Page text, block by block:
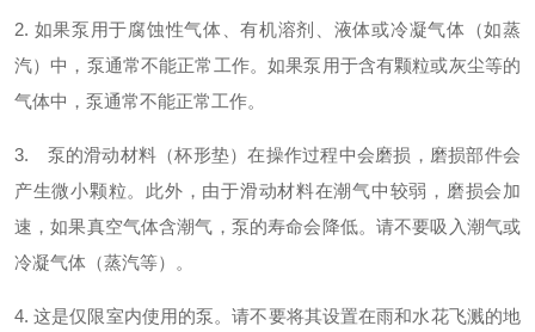
2. 如果泵用于腐蚀性气体、有机溶剂、液体或冷凝气体（如蒸
汽）中，泵通常不能正常工作。如果泵用于含有颗粒或灰尘等的
气体中，泵通常不能正常工作。
3. 泵的滑动材料（杯形垫）在操作过程中会磨损，磨损部件会
产生微小颗粒。此外，由于滑动材料在潮气中较弱，磨损会加
速，如果真空气体含潮气，泵的寿命会降低。请不要吸入潮气或
冷凝气体（蒸汽等）。
4. 这是仅限室内使用的泵。请不要将其设置在雨和水花飞溅的地